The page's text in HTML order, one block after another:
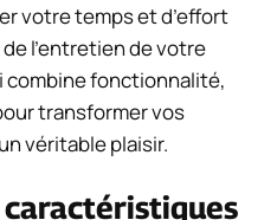
votre temps et d’effort
l’entretien de votre
combine fonctionnalité,
transformer vos
véritable plaisir.